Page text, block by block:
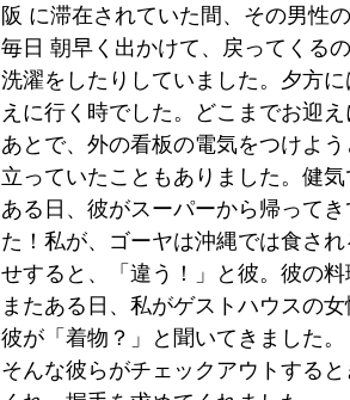
apricot university 台湾
阪 に滞在されていた間、その男性
毎日 朝早く出かけて、戻ってくる
洗濯をしたりしていました。夕方
えに行く時でした。どこまでお迎
あとで、外の看板の電気をつけよ
立っていたこともありました。健気
ある日、彼がスーパーから帰って
た！私が、ゴーヤは沖縄では食さ
せすると、「違う！」と彼。彼の
またある日、私がゲストハウスの
彼が「着物？」と聞いてきました
そんな彼らがチェックアウトする